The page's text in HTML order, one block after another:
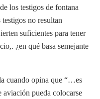
los testigos de fontana
no resultan
suficientes para tener
¿en qué basa semejante
cuando opina que “…es
aviación pueda colocarse